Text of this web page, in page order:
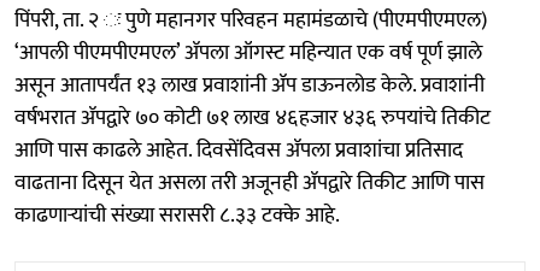
पिंपरी, ता. २ ः पुणे महानगर परिवहन महामंडळाचे (पीएमपीएमएल)
‘आपली पीएमपीएमएल’ ॲपला ऑगस्ट महिन्यात एक वर्ष पूर्ण झाले
असून आतापर्यंत १३ लाख प्रवाशांनी ॲप डाऊनलोड केले. प्रवाशांनी
वर्षभरात ॲपद्वारे ७० कोटी ७१ लाख ४६हजार ४३६ रुपयांचे तिकीट
आणि पास काढले आहेत. दिवसेंदिवस ॲपला प्रवाशांचा प्रतिसाद
वाढताना दिसून येत असला तरी अजूनही ॲपद्वारे तिकीट आणि पास
काढणाऱ्यांची संख्या सरासरी ८.३३ टक्के आहे.